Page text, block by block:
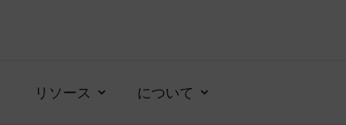
リソース について